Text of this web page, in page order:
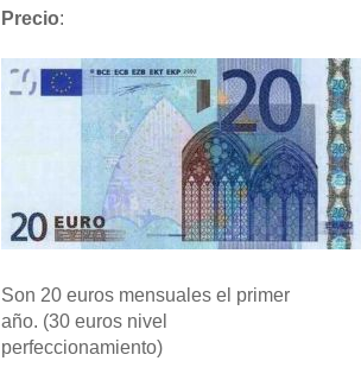
Precio:
Son 20 euros mensuales el primer
año. (30 euros nivel
perfeccionamiento)